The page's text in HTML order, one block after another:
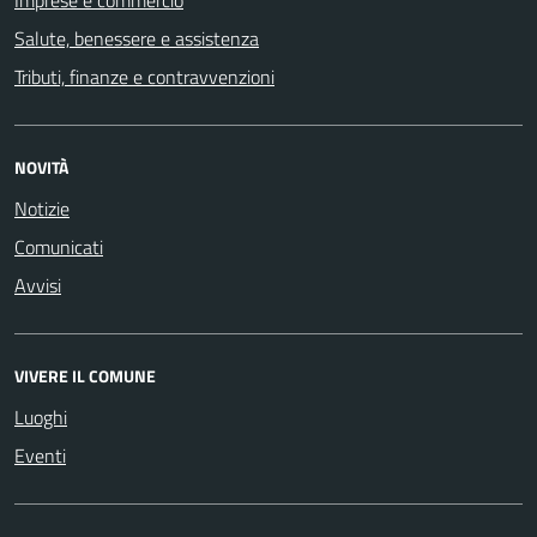
Salute, benessere e assistenza
Tributi, finanze e contravvenzioni
NOVITÀ
Notizie
Comunicati
Avvisi
VIVERE IL COMUNE
Luoghi
Eventi